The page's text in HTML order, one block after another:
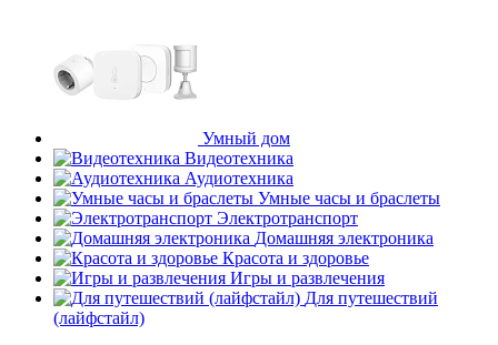
Умный дом
Видеотехника
Аудиотехника
Умные часы и браслеты
Электротранспорт
Домашняя электроника
Красота и здоровье
Игры и развлечения
Для путешествий
(лайфстайл)